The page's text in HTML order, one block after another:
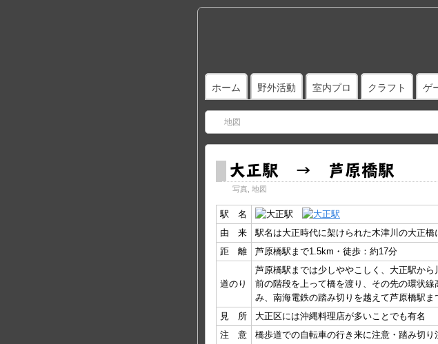
ホーム 野外活動 室内プロ クラフト ゲ
地図
大正駅 → 芦原橋駅
写真 地図
駅 名
由 来
駅名は大正時代に架けられた木津川の大正橋
距 離
芦原橋駅まで1.5km・徒歩：約17分
道のり
芦原橋駅までは少しややこしく、大正駅か
前の階段を上って橋を渡り、その先の環状
み、南海電鉄の踏み切りを越えて芦原橋駅ま
見 所
大正区には沖縄料理店が多いことでも有名
注 意
橋歩道での自転車の行き来に注意・踏み切り